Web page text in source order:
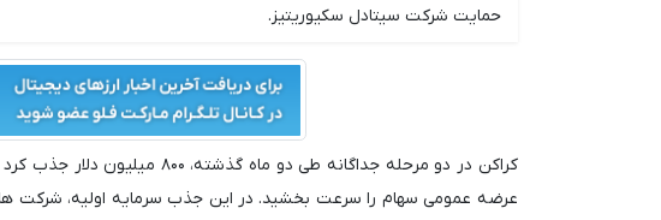
حمایت شرکت سیتادل سکیوریتیز.
عرضه عمومی سهام را سرعت بخشید. در این جذب سرمایه اولیه، شرکت